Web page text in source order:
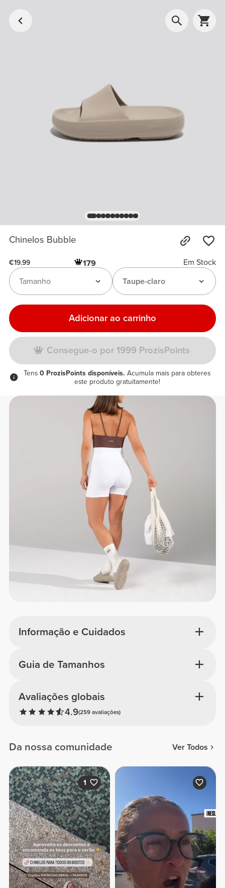
Chinelos Bubble
€19.99 179
Em Stock
Taupe-claro
Tamanho
Adicionar ao carrinho
Consegue-o por 1999 ProzisPoints
Tens 0 ProzisPoints disponíveis. Acumula mais para obteres
este produto gratuitamente!
Informação e Cuidados
Avaliações globais
4.9(259 avaliações)
Guia de Tamanhos
Da nossa comunidade Ver Todos
1